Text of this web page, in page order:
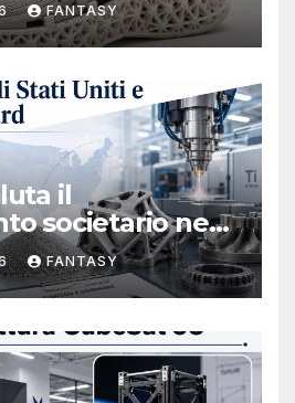
FANTASY
il
societario negli
rafforza il board,
Michael J.
non esecutivo
FANTASY